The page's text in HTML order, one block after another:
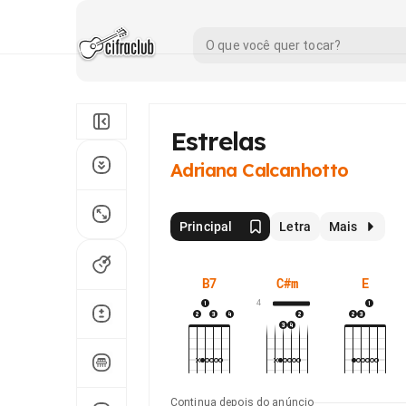
Estrelas
Adriana Calcanhotto
Principal Letra Mais
B7 C#m
4
E
Continua depois do anúncio